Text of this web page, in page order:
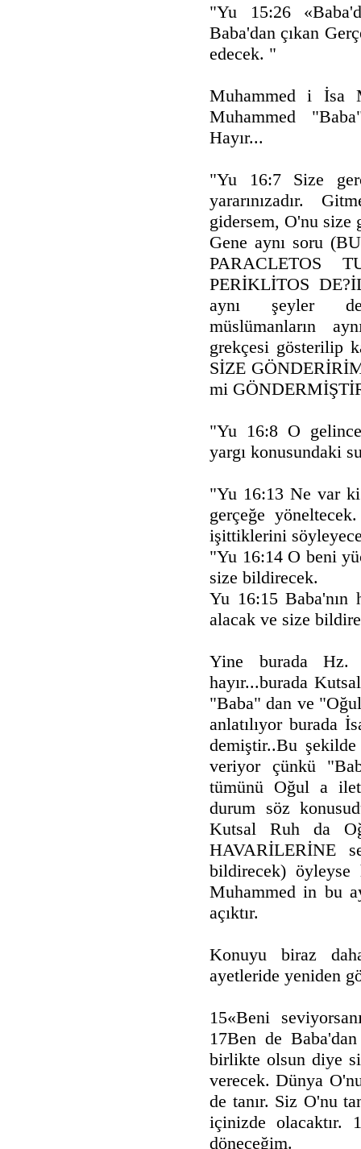
"Yu 15:26
Baba'dan çıkan
edecek. "
Muhammed i İsa
Muhammed
Hayır...
"Yu 16:7 Size
yararınızadır.
gidersem, O'nu size
Gene aynı soru
PARACLETOS
PERİKLİTOS
aynı şeyler
müslümanların
grekçesi gösterilip
SİZE
mi
"Yu 16:8 O
yargı konusundaki
"Yu 16:13 Ne var
gerçeğe
işittiklerini
"Yu 16:14 O beni
size bildirecek.
Yu 16:15 Baba'nın
alacak ve size
Yine burada Hz.
hayır...burada
"Baba" dan ve
anlatılıyor burada
demiştir..Bu
veriyor çünkü
tümünü Oğul a
durum söz
Kutsal Ruh da
HAVARİLERİNE
bildirecek)
Muhammed in bu
açıktır.
Konuyu biraz
ayetleride yeniden
15«Beni
17Ben de
birlikte olsun diye
verecek. Dünya
de tanır. Siz O'nu
içinizde olacaktır.
döneceğim.